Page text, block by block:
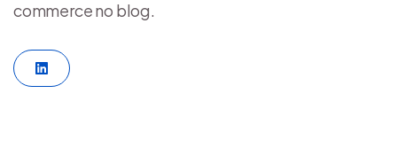
commerce no blog.
LinkedIn